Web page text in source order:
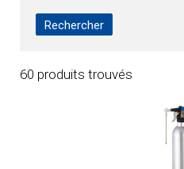
DE WITTE
Unger Germany
BROSSERIE THOMAS
60 produits trouvés